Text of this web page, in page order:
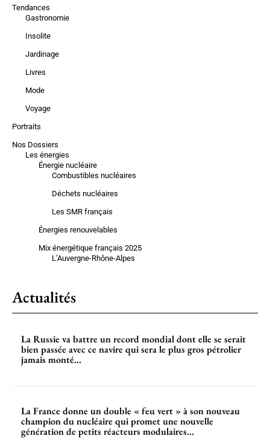
Tendances
Gastronomie
Insolite
Jardinage
Livres
Mode
Voyage
Portraits
Nos Dossiers
Les énergies
Énergie nucléaire
Combustibles nucléaires
Déchets nucléaires
Les SMR français
Énergies renouvelables
Mix énergétique français 2025
L’Auvergne-Rhône-Alpes
Actualités
La Russie va battre un record mondial dont elle se serait
bien passée avec ce navire qui sera le plus gros pétrolier
jamais monté...
La France donne un double « feu vert » à son nouveau
champion du nucléaire qui promet une nouvelle
génération de petits réacteurs modulaires...